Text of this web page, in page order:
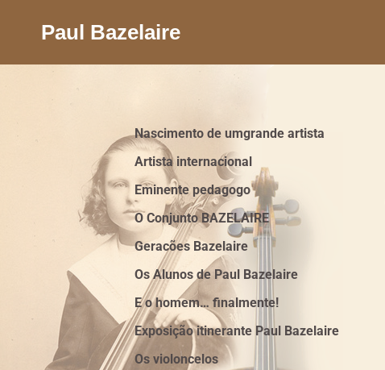
Paul Bazelaire
Nascimento de umgrande artista
Artista internacional
Eminente pedagogo
O Conjunto BAZELAIRE
Geracões Bazelaire
Os Alunos de Paul Bazelaire
E o homem… finalmente!
Exposição itinerante Paul Bazelaire
Os violoncelos